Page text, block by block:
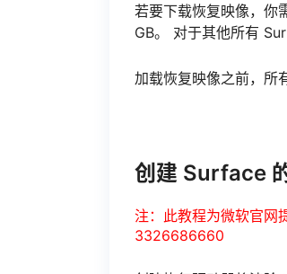
若要下载恢复映像，
GB。 对于其他所有
加载恢复映像之前，所
创建 Surface
注：此教程为微软官网
3326686660